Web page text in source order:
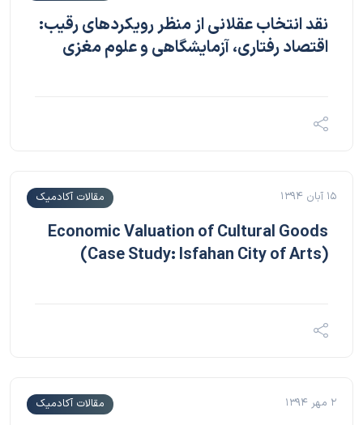
نقد انتخاب عقلانی از منظر رویکردهای رقیب:
اقتصاد رفتاری، آزمایشگاهی و علوم مغزی
مقالات آکادمیک ۱۵ آبان ۱۳۹۴
Economic Valuation of Cultural Goods
(Case Study: Isfahan City of Arts)
مقالات آکادمیک ۲ مهر ۱۳۹۴